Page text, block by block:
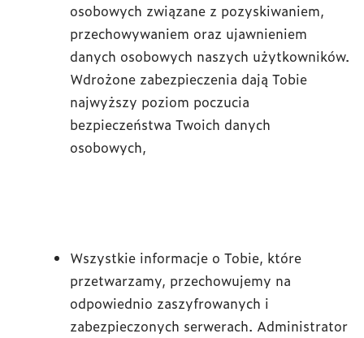
osobowych związane z pozyskiwaniem,
przechowywaniem oraz ujawnieniem
danych osobowych naszych użytkowników.
Wdrożone zabezpieczenia dają Tobie
najwyższy poziom poczucia
bezpieczeństwa Twoich danych
osobowych,
Wszystkie informacje o Tobie, które
przetwarzamy, przechowujemy na
odpowiednio zaszyfrowanych i
zabezpieczonych serwerach. Administrator